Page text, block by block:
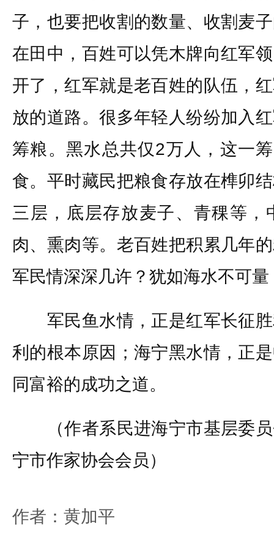
子，也要把收割的数量、收割麦
在田中，百姓可以凭木牌向红军
开了，红军就是老百姓的队伍，
放的道路。很多年轻人纷纷加入
筹粮。黑水总共仅2万人，这一
食。平时藏民把粮食存放在榫卯
三层，底层存放麦子、青稞等，
肉、熏肉等。老百姓把积累几年
军民情深深几许？犹如海水不可量
军民鱼水情，正是红军长征胜
利的根本原因；海宁黑水情，正
同富裕的成功之道。
（作者系民进海宁市基层委员
宁市作家协会会员）
作者：黄加平